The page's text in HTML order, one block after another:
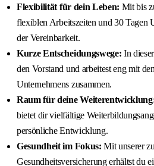
Flexibilität für dein Leben: Mit bis
flexiblen Arbeitszeiten und 30 Tagen
der Vereinbarkeit.
Kurze Entscheidungswege: In
den Vorstand und arbeitest eng mit
Unternehmens zusammen.
Raum für deine
bietet dir vielfältige
persönliche Entwicklung.
Gesundheit im Fokus: Mit unserer
Gesundheitsversicherung erhältst du